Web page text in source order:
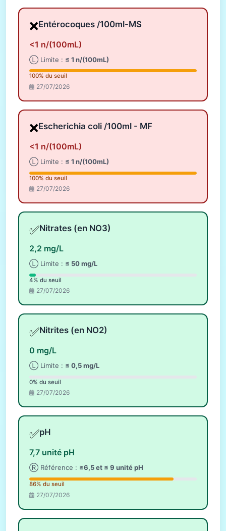
❌Entérocoques /100ml-MS
<1 n/(100mL)
Ⓛ Limite : ≤ 1 n/(100mL)
100% du seuil
27/07/2026
❌Escherichia coli /100ml - MF
<1 n/(100mL)
Ⓛ Limite : ≤ 1 n/(100mL)
100% du seuil
27/07/2026
✅Nitrates (en NO3)
2,2 mg/L
Ⓛ Limite : ≤ 50 mg/L
4% du seuil
27/07/2026
✅Nitrites (en NO2)
0 mg/L
Ⓛ Limite : ≤ 0,5 mg/L
0% du seuil
27/07/2026
✅pH
7,7 unité pH
Ⓡ Référence : ≥6,5 et ≤ 9 unité pH
86% du seuil
27/07/2026